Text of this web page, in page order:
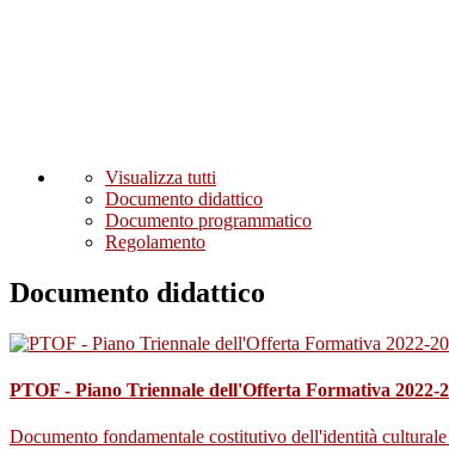
Visualizza tutti
Documento didattico
Documento programmatico
Regolamento
Documento didattico
PTOF - Piano Triennale dell'Offerta Formativa 2022-
Documento fondamentale costitutivo dell'identità